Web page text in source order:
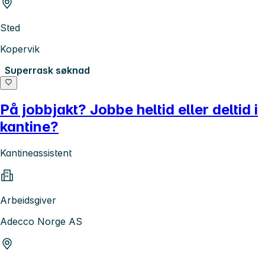
Sted
Kopervik
Superrask søknad
På jobbjakt? Jobbe heltid eller deltid i
kantine?
Kantineassistent
Arbeidsgiver
Adecco Norge AS